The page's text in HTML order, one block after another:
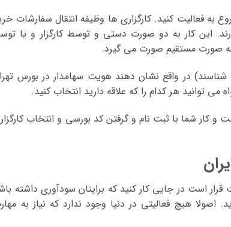
به فعالیت کنید. کارگزاری ها وظیفه انتقال سفارشات
این کار به دو صورت دستی و توسط کارگزار و یا
به صورت مستقیم صورت می گیرد.
در واقع نشان دهند هویت سهامدار در بورس
توانید هر کدام را که علاقه دارید انتخاب کنید.
کار شما با ثبت نام و گرفتن کد بورسی و انتخاب
است در جایی کار کنید که برایتان سودآوری داشته
اصولا هیچ فعالیتی در دنیا وجود ندارد که نیاز به